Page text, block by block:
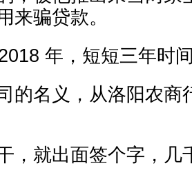
来骗贷款。
年，短短三年时
的名义，从洛阳农商
，就出面签个字，几